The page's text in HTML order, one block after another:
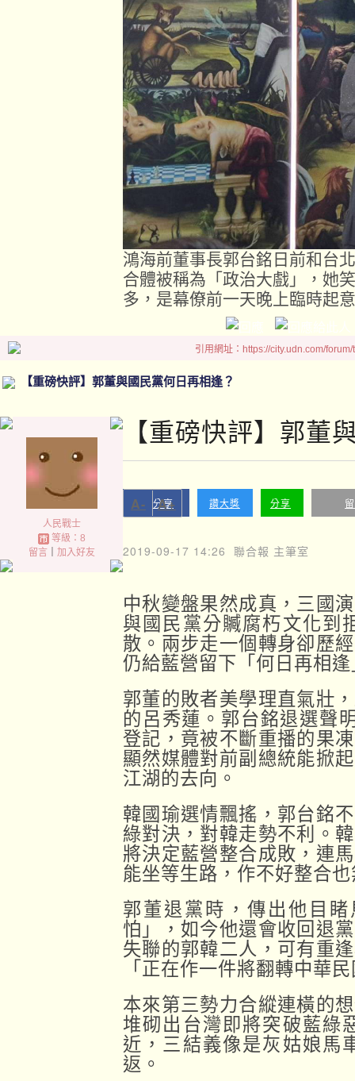
鴻海前董事長郭台銘日前和台
合體被稱為「政治大戲」，她
多，是幕僚前一天晚上臨時起
引用網址：https://city.udn.com/
【重磅快評】郭董與國民黨何日再相逢？
人民戰士
等級：8
留言｜ 加入好友
【重磅快評】郭董
分享 讚大獎 分享
A- A+
2019-09-17 14:26 聯合報 主筆室
中秋變盤果然成真，三國
與國民黨分贓腐朽文化到
散。兩步走一個轉身卻歷
仍給藍營留下「何日再相
郭董的敗者美學理直氣壯
的呂秀蓮。郭台銘退選聲
登記，竟被不斷重播的果
顯然媒體對前副總統能掀
江湖的去向。
韓國瑜選情飄搖，郭台銘
綠對決，對韓走勢不利。
將決定藍營整合成敗，連
能坐等生路，作不好整合
郭董退黨時，傳出他目
怕」，如今他還會收回退
失聯的郭韓二人，可有重
「正在作一件將翻轉中華
本來第三勢力合縱連橫的
堆砌出台灣即將突破藍綠
近，三結義像是灰姑娘馬
返。